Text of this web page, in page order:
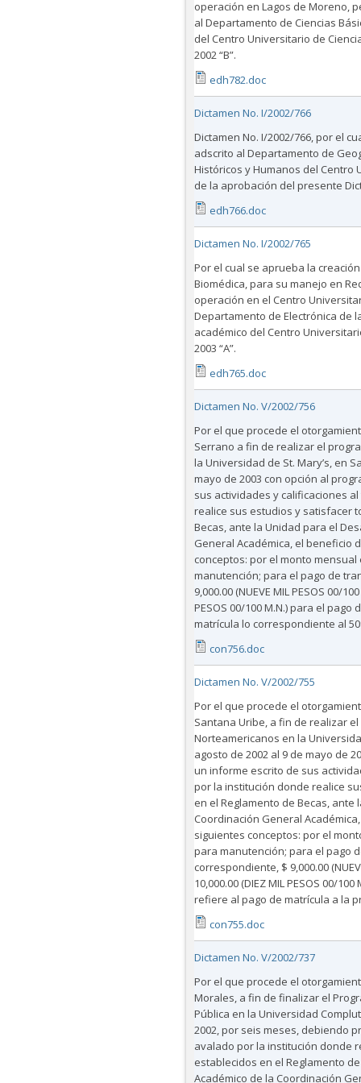
operación en Lagos de Moreno,
al Departamento de Ciencias
del Centro Universitario de
2002 “B”.
edh782.doc
Dictamen No. I/2002/766
Dictamen No. I/2002/766, por el
adscrito al Departamento de
Históricos y Humanos del Centro
de la aprobación del presente
edh766.doc
Dictamen No. I/2002/765
Por el cual se aprueba la
Biomédica, para su manejo en
operación en el Centro
Departamento de Electrónica de
académico del Centro
2003 “A”.
edh765.doc
Dictamen No. V/2002/756
Por el que procede el
Serrano a fin de realizar el
la Universidad de St. Mary’s, en
mayo de 2003 con opción al
sus actividades y calificaciones
realice sus estudios y satisfacer
Becas, ante la Unidad para el
General Académica, el beneficio
conceptos: por el monto
manutención; para el pago de
9,000.00 (NUEVE MIL PESOS 00/
PESOS 00/100 M.N.) para el
matrícula lo correspondiente al
con756.doc
Dictamen No. V/2002/755
Por el que procede el
Santana Uribe, a fin de realizar
Norteamericanos en la
agosto de 2002 al 9 de mayo de
un informe escrito de sus
por la institución donde realice
en el Reglamento de Becas,
Coordinación General
siguientes conceptos: por el
para manutención; para el pago
correspondiente, $ 9,000.00
10,000.00 (DIEZ MIL PESOS 00/
refiere al pago de matrícula a la
con755.doc
Dictamen No. V/2002/737
Por el que procede el
Morales, a fin de finalizar el
Pública en la Universidad
2002, por seis meses, debiendo
avalado por la institución donde
establecidos en el Reglamento
Académico de la Coordinación